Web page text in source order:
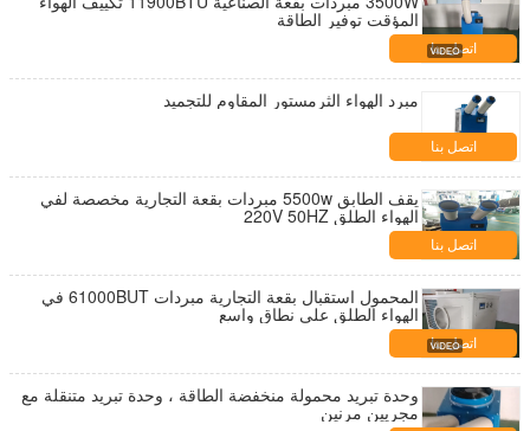
المؤقت توفير الطاقة
اتصل بنا
مبرد الهواء الثرمستور المقاوم للتجميد
اتصل بنا
يقف الطابق 5500w مبردات بقعة التجارية مخصصة لفي
الهواء الطلق 220V 50HZ
اتصل بنا
المحمول استقبال بقعة التجارية مبردات 61000BUT في
الهواء الطلق على نطاق واسع
اتصل بنا
وحدة تبريد محمولة منخفضة الطاقة ، وحدة تبريد متنقلة مع
مجريين مرنين